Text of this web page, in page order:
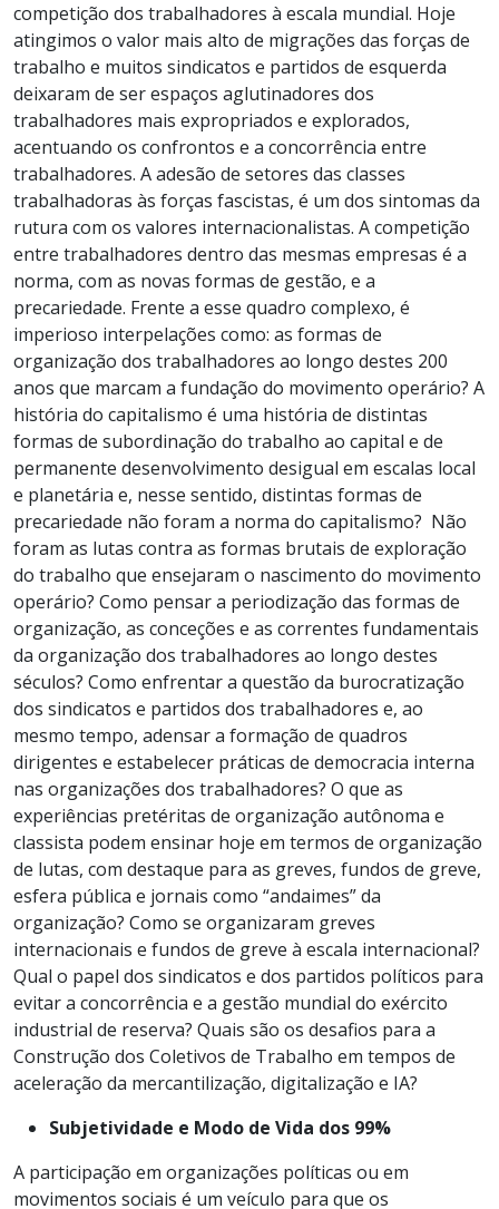
competição dos trabalhadores à escala mundial. Hoje
atingimos o valor mais alto de migrações das forças de
trabalho e muitos sindicatos e partidos de esquerda
deixaram de ser espaços aglutinadores dos
trabalhadores mais expropriados e explorados,
acentuando os confrontos e a concorrência entre
trabalhadores. A adesão de setores das classes
trabalhadoras às forças fascistas, é um dos sintomas da
rutura com os valores internacionalistas. A competição
entre trabalhadores dentro das mesmas empresas é a
norma, com as novas formas de gestão, e a
precariedade. Frente a esse quadro complexo, é
imperioso interpelações como: as formas de
organização dos trabalhadores ao longo destes 200
anos que marcam a fundação do movimento operário? A
história do capitalismo é uma história de distintas
formas de subordinação do trabalho ao capital e de
permanente desenvolvimento desigual em escalas local
e planetária e, nesse sentido, distintas formas de
precariedade não foram a norma do capitalismo? Não
foram as lutas contra as formas brutais de exploração
do trabalho que ensejaram o nascimento do movimento
operário? Como pensar a periodização das formas de
organização, as conceções e as correntes fundamentais
da organização dos trabalhadores ao longo destes
séculos? Como enfrentar a questão da burocratização
dos sindicatos e partidos dos trabalhadores e, ao
mesmo tempo, adensar a formação de quadros
dirigentes e estabelecer práticas de democracia interna
nas organizações dos trabalhadores? O que as
experiências pretéritas de organização autônoma e
classista podem ensinar hoje em termos de organização
de lutas, com destaque para as greves, fundos de greve,
esfera pública e jornais como “andaimes” da
organização? Como se organizaram greves
internacionais e fundos de greve à escala internacional?
Qual o papel dos sindicatos e dos partidos políticos para
evitar a concorrência e a gestão mundial do exército
industrial de reserva? Quais são os desafios para a
Construção dos Coletivos de Trabalho em tempos de
aceleração da mercantilização, digitalização e IA?
Subjetividade e Modo de Vida dos 99%
A participação em organizações políticas ou em
movimentos sociais é um veículo para que os